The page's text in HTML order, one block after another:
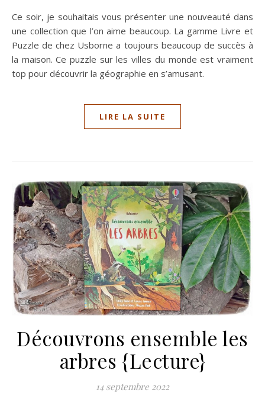
Ce soir, je souhaitais vous présenter une nouveauté dans
une collection que l’on aime beaucoup. La gamme Livre et
Puzzle de chez Usborne a toujours beaucoup de succès à
la maison. Ce puzzle sur les villes du monde est vraiment
top pour découvrir la géographie en s’amusant.
LIRE LA SUITE
Découvrons ensemble les
arbres {Lecture}
14 septembre 2022